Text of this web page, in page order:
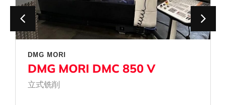
DMG MORI
DMG MORI DMC 850 V
立式铣削